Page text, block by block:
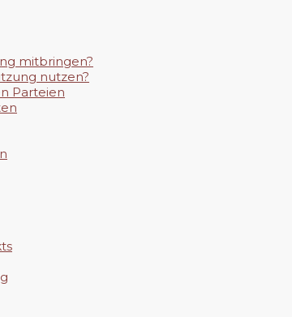
mitbringen?
nutzen?
Parteien